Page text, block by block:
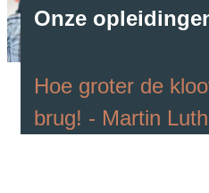
Onze
Hoe groter de
brug! - Martin